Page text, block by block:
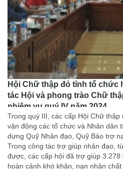
Hội Chữ thập đỏ tỉnh tổ chức
tác Hội và phong trào Chữ
nhiệm vụ quý IV năm 2024.
Trong quý III, các cấp Hội Chữ thập
vận động các tổ chức và Nhân dân
dựng Quỹ Nhân đạo, Quỹ Bảo trợ
Trong công tác trợ giúp nhân đạo,
được, các cấp hội đã trợ giúp
hoàn cảnh khó khăn, nạn nhân